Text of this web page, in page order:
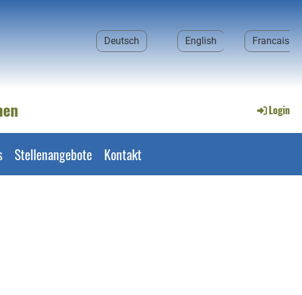
Deutsch English Francais
Login
Stellenangebote Kontakt